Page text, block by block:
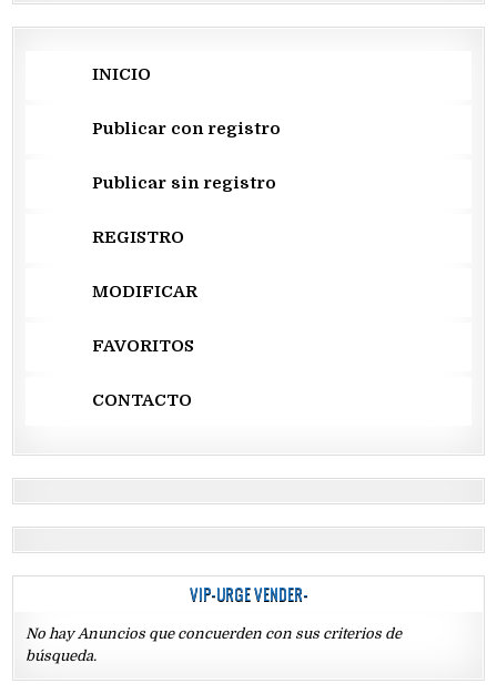
INICIO
Publicar con registro
Publicar sin registro
REGISTRO
MODIFICAR
FAVORITOS
CONTACTO
VIP-URGE VENDER-
No hay Anuncios que concuerden con sus criterios de
búsqueda.